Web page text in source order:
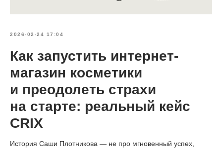
2026-02-24 17:04
Как запустить интернет-
магазин косметики
и преодолеть страхи
на старте: реальный кейс
CRIX
История Саши Плотникова — не про мгновенный успех,